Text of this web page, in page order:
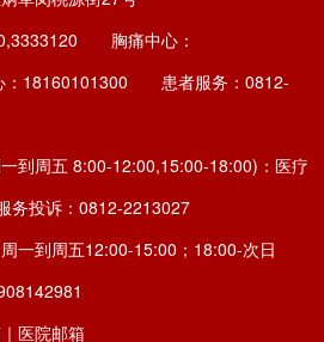
胸痛中心：
18160101300 患者服务：0812-
到周五 8:00-12:00,15:00-18:00)：医疗
投诉：0812-2213027
一到周五12:00-15:00；18:00-次日
医院邮箱